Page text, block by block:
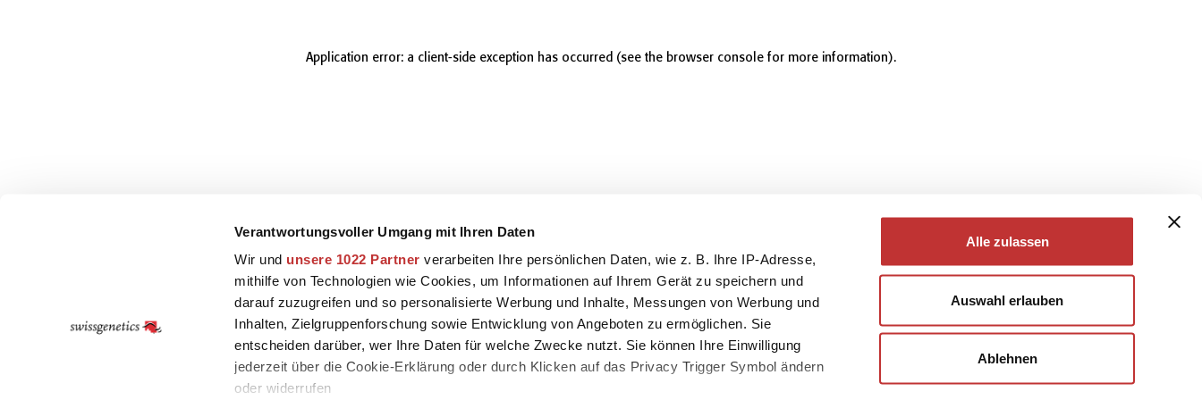
Verantwortungsvoller Umgang mit Ihren Daten
Wir und unsere 1022 Partner verarbeiten Ihre persönlichen Daten, wie z. B. Ihre IP-Adresse,
mithilfe von Technologien wie Cookies, um Informationen auf Ihrem Gerät zu speichern und
darauf zuzugreifen und so personalisierte Werbung und Inhalte, Messungen von Werbung und
Inhalten, Zielgruppenforschung sowie Entwicklung von Angeboten zu ermöglichen. Sie
entscheiden darüber, wer Ihre Daten für welche Zwecke nutzt. Sie können Ihre Einwilligung
jederzeit über die Cookie-Erklärung oder durch Klicken auf das Privacy Trigger Symbol ändern
oder widerrufen
Alle zulassen
Auswahl erlauben
Ablehnen
Application error: a client-side exception has occurred (see the browser console for more information).